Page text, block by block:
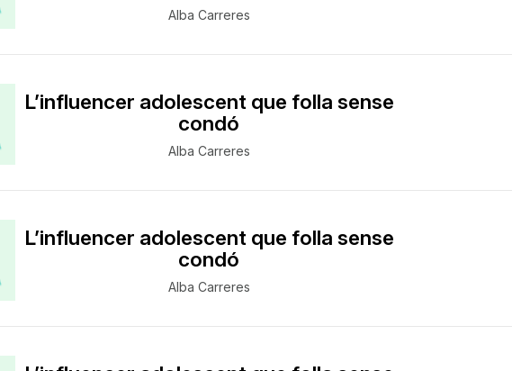
Alba Carreres
L’influencer adolescent que folla sense
condó
Alba Carreres
L’influencer adolescent que folla sense
condó
Alba Carreres